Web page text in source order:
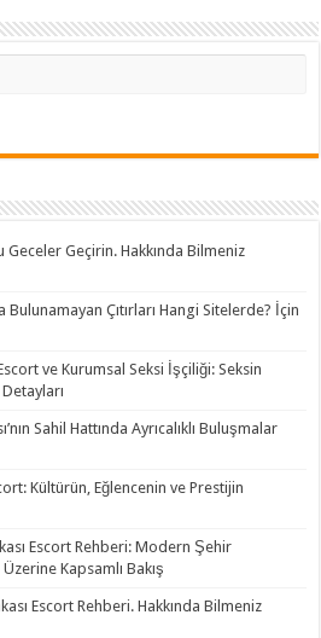
Geceler Geçirin. Hakkında Bilmeniz
Bulunamayan Çıtırları Hangi Sitelerde? İçin
ve Kurumsal Seksi İşçiliği: Seksin
Sahil Hattında Ayrıcalıklı Buluşmalar
Kültürün, Eğlencenin ve Prestijin
Escort Rehberi: Modern Şehir
Kapsamlı Bakış
Escort Rehberi. Hakkında Bilmeniz